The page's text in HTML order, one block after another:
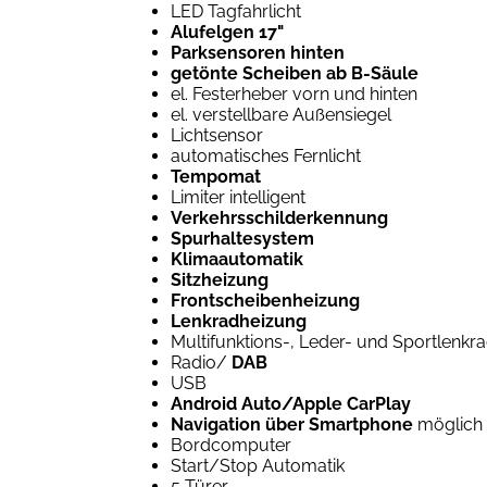
LED Tagfahrlicht
Alufelgen 17"
Parksensoren hinten
getönte Scheiben ab B-Säule
el. Festerheber vorn und hinten
el. verstellbare Außensiegel
Lichtsensor
automatisches Fernlicht
Tempomat
Limiter intelligent
Verkehrsschilderkennung
Spurhaltesystem
Klimaautomatik
Sitzheizung
Frontscheibenheizung
Lenkradheizung
Multifunktions-, Leder- und
Radio/ DAB
USB
Android Auto/Apple CarPlay
Navigation über Smartphone möglich
Bordcomputer
Start/Stop Automatik